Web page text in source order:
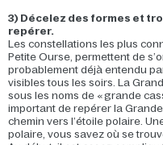
3) Décelez des formes et
repérer.
Les constellations les plus
Petite Ourse, permettent de
probablement déjà entendu
visibles tous les soirs. La
sous les noms de « grande
important de repérer la
chemin vers l’étoile polaire.
polaire, vous savez où se